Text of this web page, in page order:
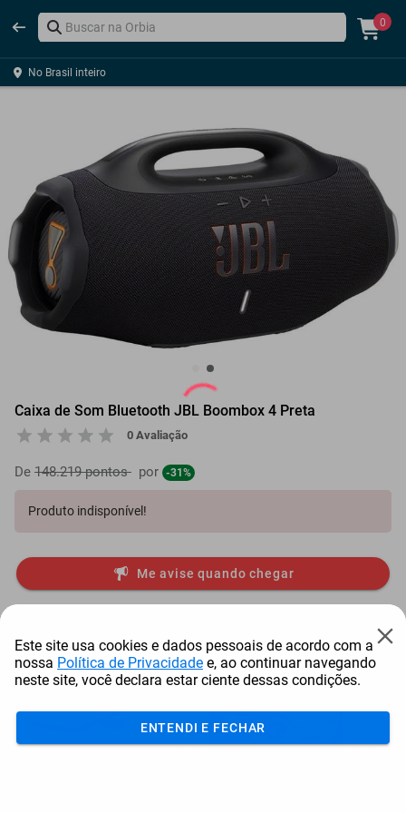
0
No Brasil inteiro
Caixa de Som Bluetooth JBL Boombox 4 Preta
0 Avaliação
De 148.219 pontos por -31%
Produto indisponível!
Me avise quando chegar
Este site usa cookies e dados pessoais de acordo com a
nossa Política de Privacidade e, ao continuar navegando
neste site, você declara estar ciente dessas condições.
ENTENDI E FECHAR